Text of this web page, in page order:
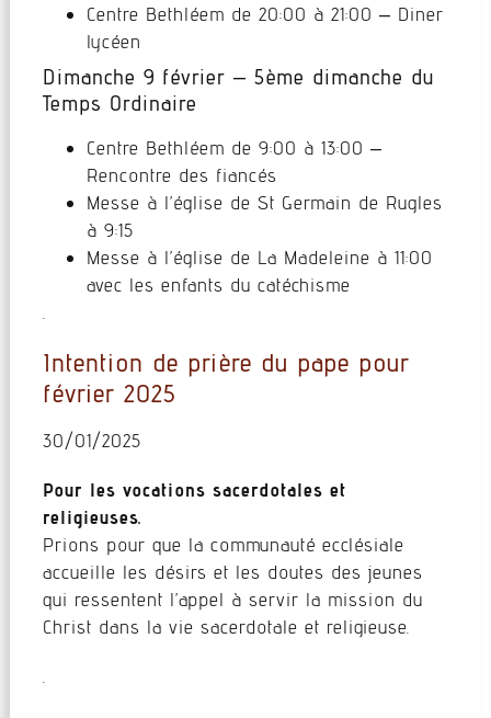
Centre Bethléem de 20:00 à 21:00 – Diner
lycéen
Dimanche 9 février – 5ème dimanche du
Temps Ordinaire
Centre Bethléem de 9:00 à 13:00 –
Rencontre des fiancés
Messe à l’église de St Germain de Rugles
à 9:15
Messe à l’église de La Madeleine à 11:00
avec les enfants du catéchisme
.
Intention de prière du pape pour
février 2025
30/01/2025
Pour les vocations sacerdotales et
religieuses.
Prions pour que la communauté ecclésiale
accueille les désirs et les doutes des jeunes
qui ressentent l’appel à servir la mission du
Christ dans la vie sacerdotale et religieuse.